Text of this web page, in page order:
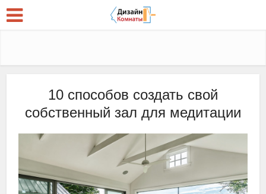
10 способов создать свой
собственный зал для медитации